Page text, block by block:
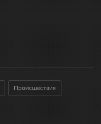
Происшествия